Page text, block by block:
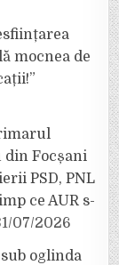
mocnea de
din Focșani
PSD, PNL
ce AUR s-
07/2026
oglinda